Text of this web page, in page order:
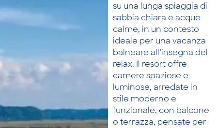
su una lunga spiaggia di
sabbia chiara e acque
calme, in un contesto
ideale per una vacanza
balneare all’insegna del
relax. Il resort offre
camere spaziose e
luminose, arredate in
stile moderno e
funzionale, con balcone
o terrazza, pensate per